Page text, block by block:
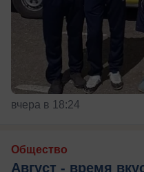
вчера в 18:24
Общество
Август - время